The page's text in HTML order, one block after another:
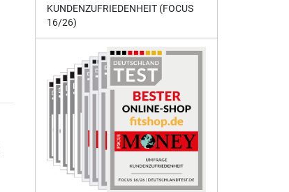
KUNDENZUFRIEDENHEIT (FOCUS
16/26)